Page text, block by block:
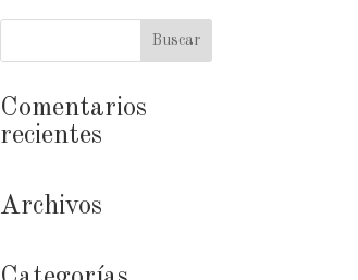
Comentarios
recientes
Archivos